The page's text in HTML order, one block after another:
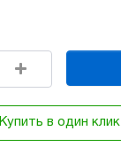
Купить в один клик